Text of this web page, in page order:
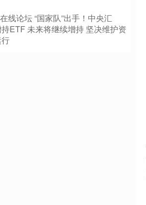
线论坛 “国家队”出手！中央汇
ETF 未来将继续增持 坚决维护资